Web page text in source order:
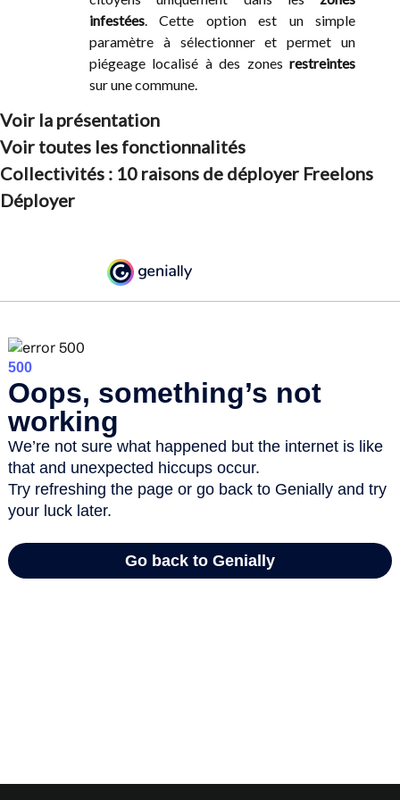
infestées . Cette option est un simple
paramètre à sélectionner et permet un
piégeage localisé à des zones restreintes
sur une commune.
Voir la présentation
Voir toutes les fonctionnalités
Collectivités : 10 raisons de déployer Freelons
Déployer